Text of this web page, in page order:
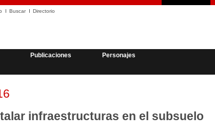
Buscar Directorio
Publicaciones
Personajes
infraestructuras en el subsuelo